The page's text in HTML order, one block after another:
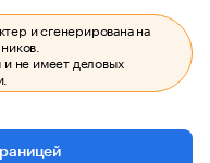
и сгенерирована на
и не имеет деловых